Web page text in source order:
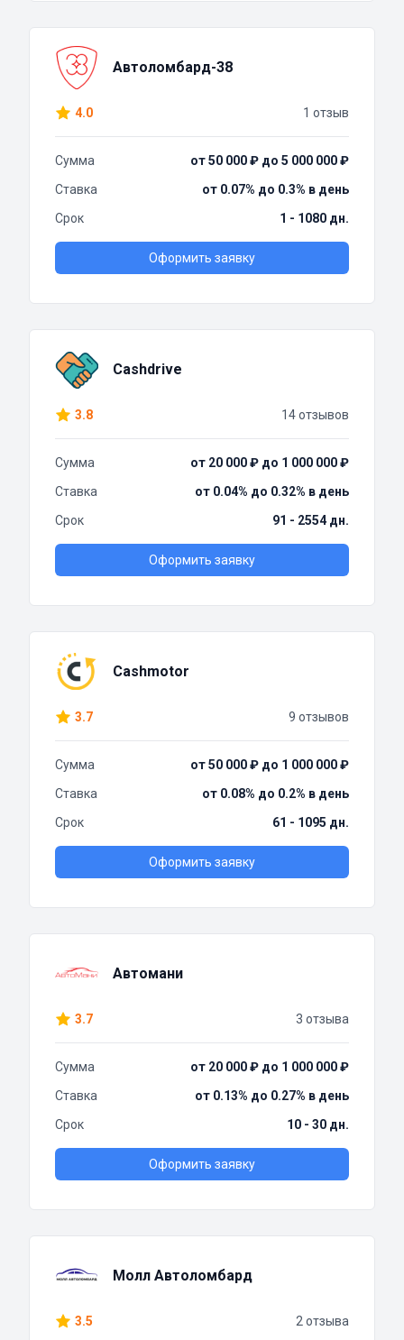
Автоломбард-38
4.0 1 отзыв
Сумма
от 50 000 ₽ до 5 000 000 ₽
Ставка
от 0.07% до 0.3% в день
Срок
1 - 1080 дн.
Оформить заявку
Cashdrive
3.8 14 отзывов
Сумма
от 20 000 ₽ до 1 000 000 ₽
Ставка
от 0.04% до 0.32% в день
Срок
91 - 2554 дн.
Оформить заявку
Cashmotor
3.7 9 отзывов
Сумма
от 50 000 ₽ до 1 000 000 ₽
Ставка
от 0.08% до 0.2% в день
Срок
61 - 1095 дн.
Оформить заявку
Автомани
3.7 3 отзыва
Сумма
от 20 000 ₽ до 1 000 000 ₽
Ставка
от 0.13% до 0.27% в день
Срок
10 - 30 дн.
Оформить заявку
Молл Автоломбард
3.5 2 отзыва